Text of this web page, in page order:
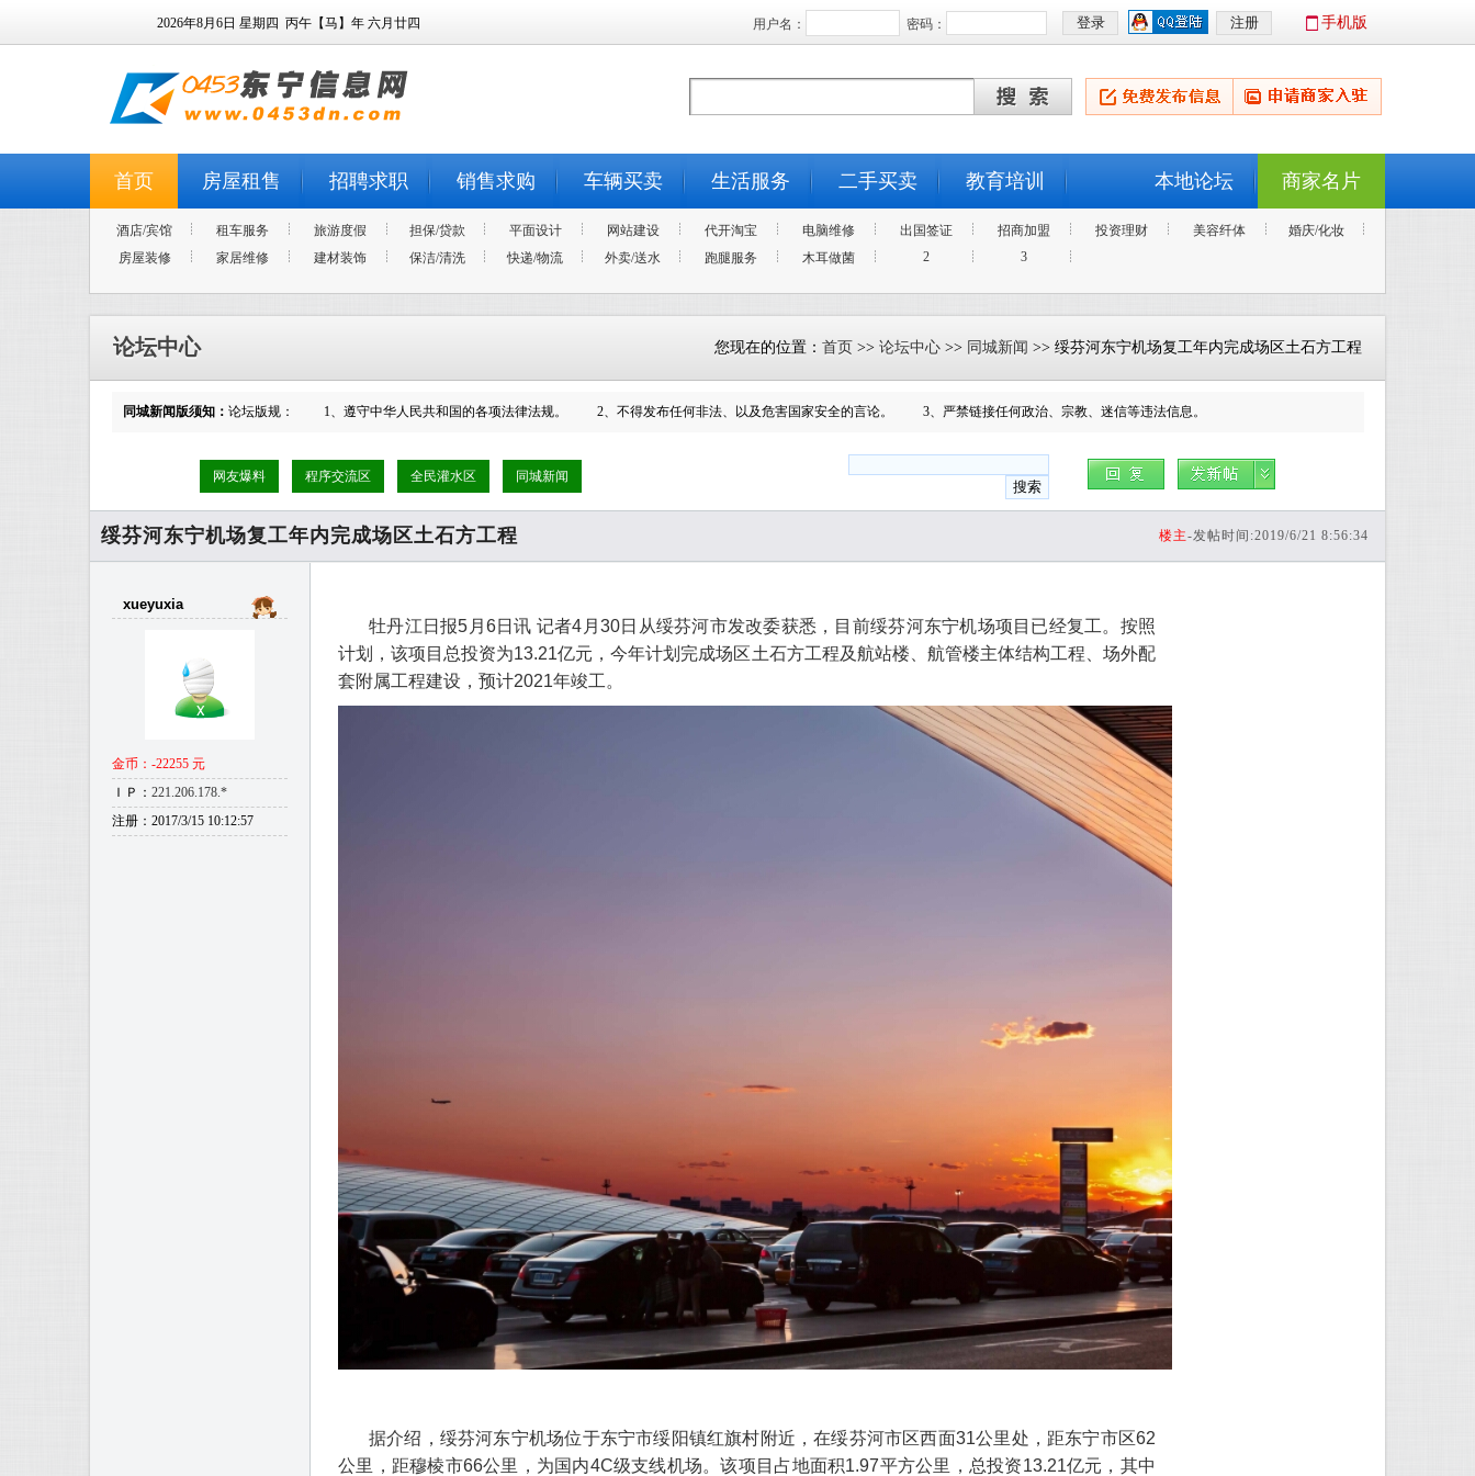
2026年8月6日 星期四 丙午【马】年 六月廿四 用户名： 密码： 手机版
首页 房屋租售 招聘求职 销售求购 车辆买卖 生活服务 二手买卖 教育培训 商家名片
本地论坛
酒店/宾馆 租车服务 旅游度假 担保/贷款 平面设计 网站建设 代开淘宝 电脑维修 出国签证 招商加盟 投资理财 美容纤体
婚庆/化妆
房屋装修
家居维修 建材装饰 保洁/清洗 快递/物流 外卖/送水 跑腿服务 木耳做菌 2 3
论坛中心 您现在的位置： 首页 >> 论坛中心 >> 同城新闻 >> 绥芬河东宁机场复工年内完成场区土石方工程
同城新闻版须知： 论坛版规： 1、遵守中华人民共和国的各项法律法规。 2、不得发布任何非法、以及危害国家安全的言论。 3、严禁链接任何政治、宗教、迷信等违法信息。
网友爆料 程序交流区 全民灌水区 同城新闻
楼主-发帖时间:2019/6/21 8:56:34
绥芬河东宁机场复工年内完成场区土石方工程
xueyuxia
金币：-22255 元
ＩＰ： 221.206.178.*
注册：2017/3/15 10:12:57
牡丹江日报5月6日讯 记者4月30日从绥芬河市发改委获悉，目前绥芬河东宁机场项目已经复工。按照
计划，该项目总投资为13.21亿元，今年计划完成场区土石方工程及航站楼、航管楼主体结构工程、场外配
套附属工程建设，预计2021年竣工。
据介绍，绥芬河东宁机场位于东宁市绥阳镇红旗村附近，在绥芬河市区西面31公里处，距东宁市区62
公里，距穆棱市66公里，为国内4C级支线机场。该项目占地面积1.97平方公里，总投资13.21亿元，其中